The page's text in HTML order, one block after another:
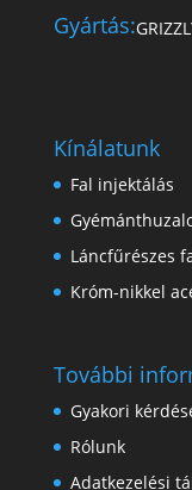
Gyártás:
Kínálatunk
Fal injektálás
Láncfűrészes
Króm-nikkel
További
Gyakori
Rólunk
Adatkezelési